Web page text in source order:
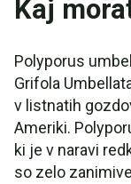
Kaj
Polyporus
Grifola
v listnatih
Ameriki.
ki je v naravi
so zelo